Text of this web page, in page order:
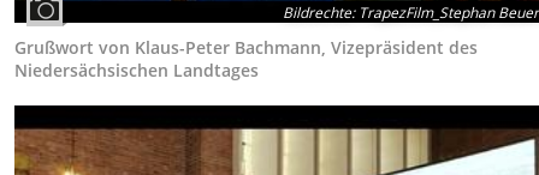
Bildrechte:TrapezFilm_Stephan
Grußwort von Klaus-Peter Bachmann, Vizepräsident des
Niedersächsischen Landtages